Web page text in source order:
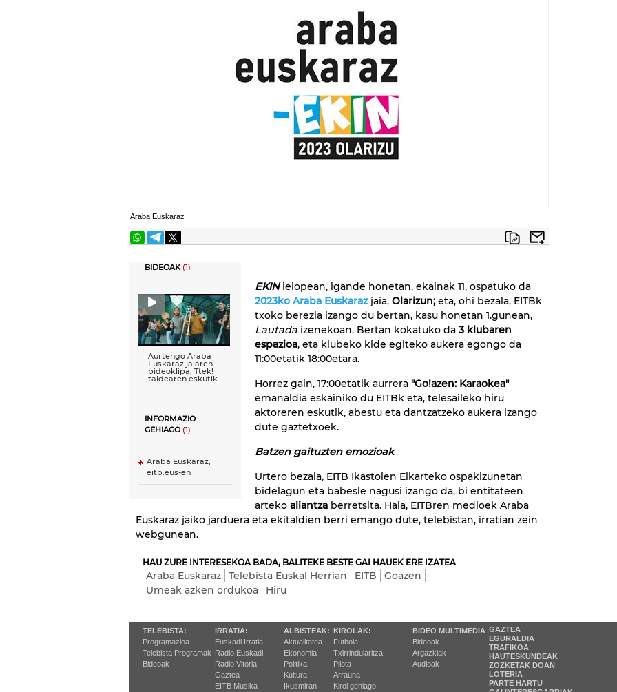
Araba Euskaraz
BIDEOAK(1)
Aurtengo Araba
Euskaraz jaiaren
bideoklipa, Ttek!
taldearen eskutik
INFORMAZIO
GEHIAGO(1)
Araba Euskaraz,
eitb.eus-en
EKINlelopean, igande honetan, ekainak 11, ospatuko da
2023ko Araba Euskarazjaia, Olarizun; eta, ohi bezala, EITBk
txoko berezia izango du bertan, kasu honetan 1.gunean,
Lautada izenekoan. Bertan kokatuko da 3 klubaren
espazioa, eta klubeko kide egiteko aukera egongo da
11:00etatik 18:00etara.
Horrez gain, 17:00etatik aurrera "Go!azen: Karaokea"
emanaldia eskainiko du EITBk eta, telesaileko hiru
aktoreren eskutik, abestu eta dantzatzeko aukera izango
dute gaztetxoek.
Batzen gaituzten emozioak
Urtero bezala, EITB Ikastolen Elkarteko ospakizunetan
bidelagun eta babesle nagusi izango da, bi entitateen
arteko aliantza berretsita. Hala, EITBren medioek Araba
Euskaraz jaiko jarduera eta ekitaldien berri emango dute, telebistan, irratian zein
webgunean.
HAU ZURE INTERESEKOA BADA, BALITEKE BESTE GAI HAUEK ERE IZATEA
Araba Euskaraz Telebista Euskal Herrian EITB
Goazen
Umeak azken ordukoa
Hiru
TELEBISTA:
Programazioa
Telebista Programak
Bideoak
IRRATIA:
Euskadi Irratia
Radio Euskadi
Radio Vitoria
Gaztea
EITB Musika
ALBISTEAK:
Aktualitatea
Ekonomia
Politika
Kultura
Ikusmiran
KIROLAK:
Futbola
Txirrindularitza
Pilota
Arrauna
Kirol gehiago
BIDEO MULTIMEDIA
Bideoak
Argazkiak
Audioak
GAZTEA
EGURALDIA
TRAFIKOA
HAUTESKUNDEAK
ZOZKETAK DOAN
LOTERIA
PARTE HARTU